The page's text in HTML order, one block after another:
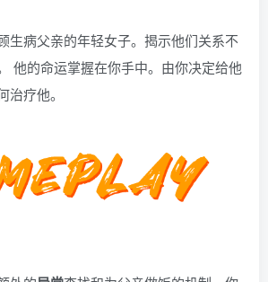
生病父亲的年轻女子。揭示他们关系不
他的命运掌握在你手中。由你决定给他
疗他。